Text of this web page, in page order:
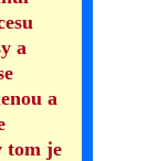
a
a
tom je